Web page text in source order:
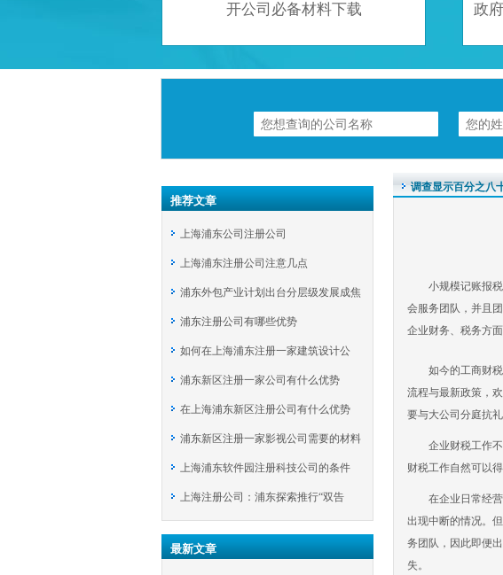
开公司必备材料下载
政
推荐文章
上海浦东公司注册公司
上海浦东注册公司注意几点
浦东外包产业计划出台分层级发展成焦
点
浦东注册公司有哪些优势
如何在上海浦东注册一家建筑设计公
司？
浦东新区注册一家公司有什么优势
在上海浦东新区注册公司有什么优势
浦东新区注册一家影视公司需要的材料
上海浦东软件园注册科技公司的条件
上海注册公司：浦东探索推行“双告
最新文章
调查显示百分之八
小规模记账报
会服务团队，并且
企业财务、税务方
如今的工商财税
流程与最新政策，
要与大公司分庭抗
企业财税工作不
财税工作自然可以
在企业日常经营
出现中断的情况。
务团队，因此即便
失。